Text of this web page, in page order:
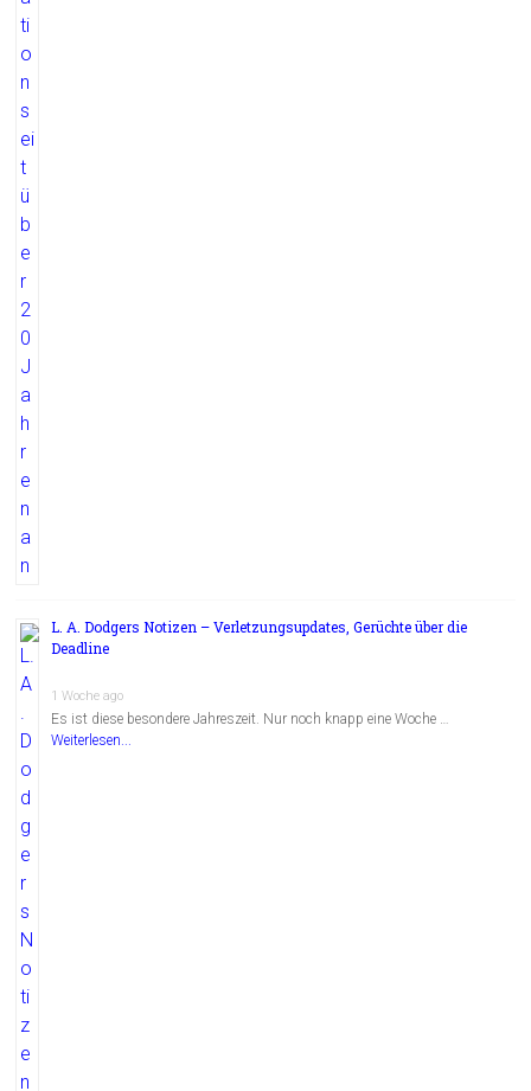
L. A. Dodgers Notizen – Verletzungsupdates, Gerüchte über die
Deadline
1 Woche ago
Es ist diese besondere Jahreszeit. Nur noch knapp eine Woche …
Weiterlesen...